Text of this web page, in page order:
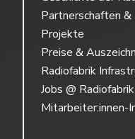
Partnerschaften
Projekte
Preise &
Radiofabrik
Jobs @ Radiofabrik
Mitarbeiter:innen-